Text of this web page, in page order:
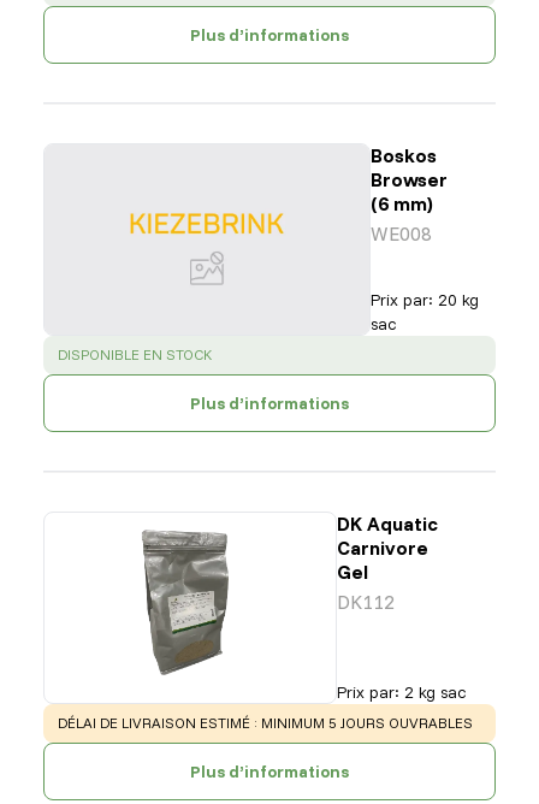
Plus d’informations
Boskos
Browser
(6 mm)
WE008
Prix par: 20 kg
sac
SUCCESS:
DISPONIBLE EN STOCK
Plus d’informations
DK Aquatic
Carnivore
Gel
DK112
Prix par: 2 kg sac
WARNING
DÉLAI DE LIVRAISON ESTIMÉ : MINIMUM 5 JOURS OUVRABLES
Plus d’informations